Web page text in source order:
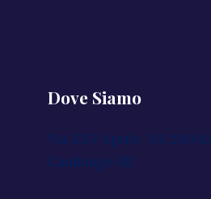
Dove Siamo
Via XXV Aprile, 59, 20040
Cambiago MI